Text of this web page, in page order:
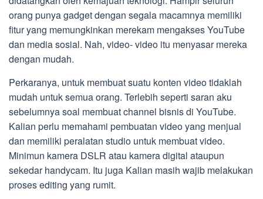
orang punya gadget dengan segala macamnya memiliki
fitur yang memungkinkan merekam mengakses YouTube
dan media sosial. Nah, video- video itu menyasar mereka
dengan mudah.
Perkaranya, untuk membuat suatu konten video tidaklah
mudah untuk semua orang. Terlebih seperti saran aku
sebelumnya soal membuat channel bisnis di YouTube.
Kalian perlu memahami pembuatan video yang menjual
dan memiliki peralatan studio untuk membuat video.
Minimun kamera DSLR atau kamera digital ataupun
sekedar handycam. Itu juga Kalian masih wajib melakukan
proses editing yang rumit.